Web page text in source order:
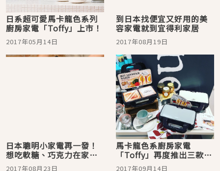
日系超可愛馬卡龍色系列
廚房家電「Toffy」上市！
2017年05月14日
到日本找便宜又好用的美
容家電就到宜得利家居
2017年08月19日
日本聰明小家電再一發！
想吃軟糖、巧克力在家輕
鬆做
2017年08月23日
馬卡龍色系廚房家電
「Toffy」再度推出三款讓
人愛不釋手的新商品囉！
2017年09月14日